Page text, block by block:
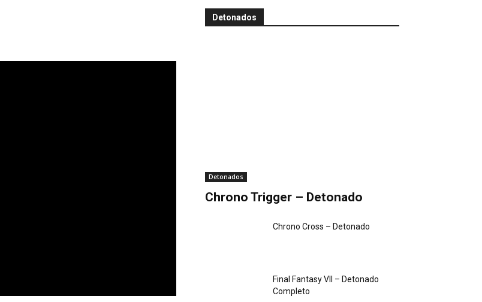
Detonados
Detonados
Chrono Trigger – Detonado
Chrono Cross – Detonado
Final Fantasy VII – Detonado
Completo